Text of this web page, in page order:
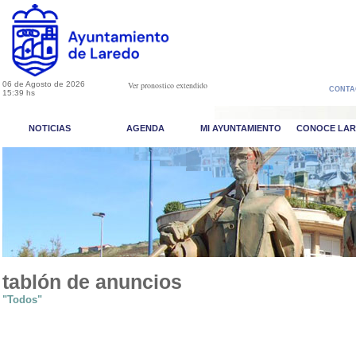
06 de Agosto de 2026
15:39 hs
Ver pronostico extendido
NOTICIAS AGENDA MI AYUNTAMIENTO CONOCE
tablón de anuncios
"Todos"